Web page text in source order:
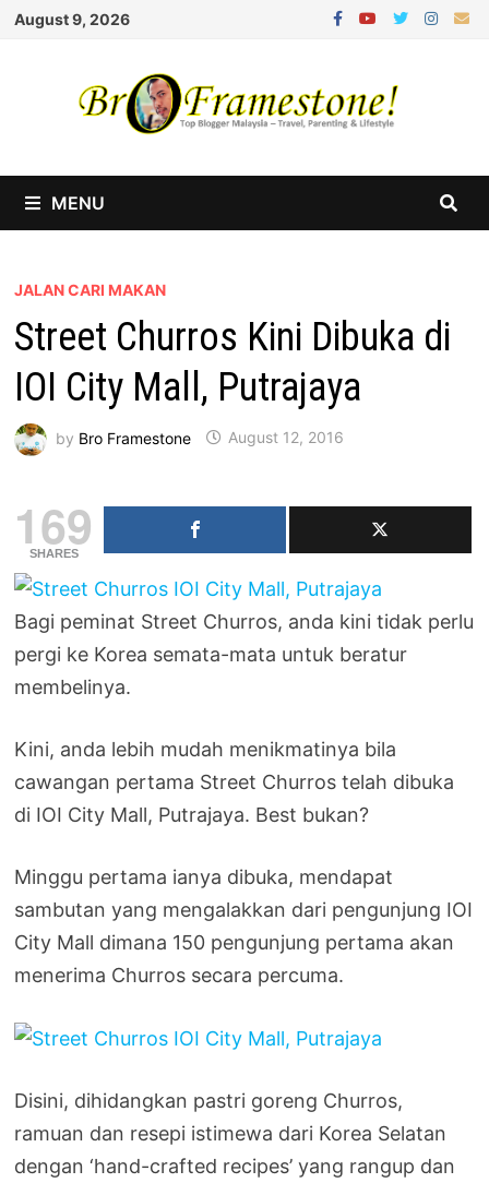
Skip
August 9, 2026
MENU
JALAN CARI MAKAN
Street Churros Kini Dibuka di
IOI City Mall, Putrajaya
by Bro Framestone August 12, 2016
169
SHARES
Bagi peminat Street Churros, anda kini tidak perlu
pergi ke Korea semata-mata untuk beratur
membelinya.
Kini, anda lebih mudah menikmatinya bila
cawangan pertama Street Churros telah dibuka
di IOI City Mall, Putrajaya. Best bukan?
Minggu pertama ianya dibuka, mendapat
sambutan yang mengalakkan dari pengunjung IOI
City Mall dimana 150 pengunjung pertama akan
menerima Churros secara percuma.
Disini, dihidangkan pastri goreng Churros,
ramuan dan resepi istimewa dari Korea Selatan
dengan ‘hand-crafted recipes’ yang rangup dan